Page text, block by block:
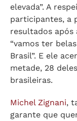
elevada”. A
participantes, a
resultados após
“vamos ter
Brasil”. E ele
metade, 28
brasileiras.
Michel Zignani,
garante que